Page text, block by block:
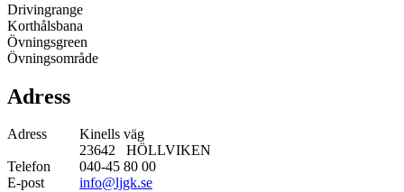
Drivingrange
Korthålsbana
Övningsgreen
Övningsområde
Adress
Adress
Kinells väg
23642 HÖLLVIKEN
Telefon
040-45 80 00
E-post
info@ljgk.se